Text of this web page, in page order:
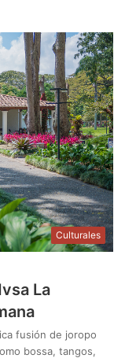
Culturales
La
fusión de joropo
bossa, tangos,